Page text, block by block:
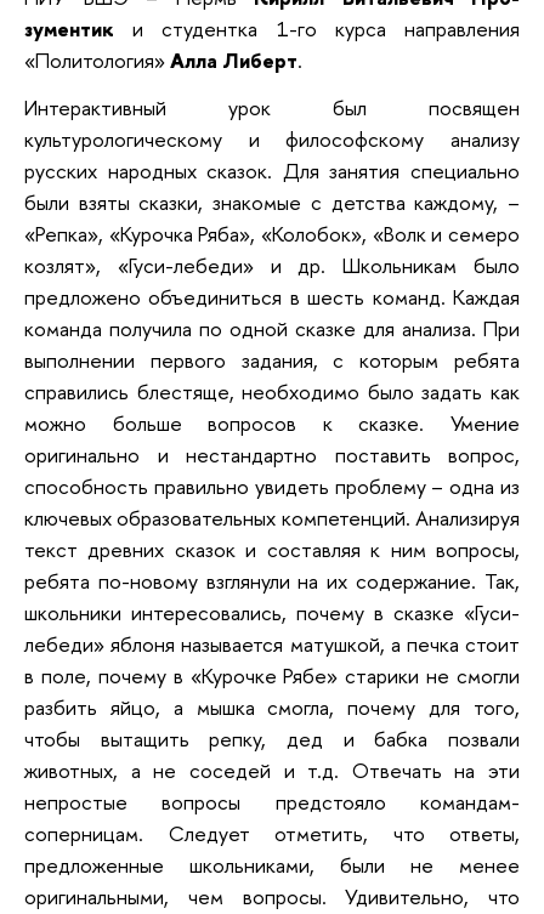
зументик и студентка 1-го курса направления
«Политология»Алла Либерт.
Интерактивный урок был посвящен
культурологическому и философскому анализу
русских народных сказок. Для занятия специально
были взяты сказки, знакомые с детства каждому, –
«Репка», «Курочка Ряба», «Колобок», «Волк и семеро
козлят», «Гуси-лебеди» и др. Школьникам было
предложено объединиться в шесть команд. Каждая
команда по­лучила по одной сказке для анализа. При
выполнении первого задания, с которым ребята
справились блестяще, необходимо было задать как
можно больше вопросов к сказке. Умение
оригинально и нестандартно поставить вопрос,
способность правильно увидеть проблему – одна из
ключевых образовательных компетенций. Анализируя
текст древних сказок и составляя к ним вопросы,
ребята по-новому взглянули на их содержание. Так,
школьники интересовались, почему в сказке «Гуси-
лебеди» яблоня называется матушкой, а печка стоит
в поле, почему в «Курочке Рябе» старики не смогли
разбить яйцо, а мышка смогла, почему для того,
чтобы вытащить репку, дед и бабка позвали
животных, а не соседей и т.д. Отвечать на эти
непростые вопросы предстояло командам-
соперницам. Следует отметить, что ответы,
предложенные школьниками, были не менее
оригинальными, чем вопросы. Удивительно, что